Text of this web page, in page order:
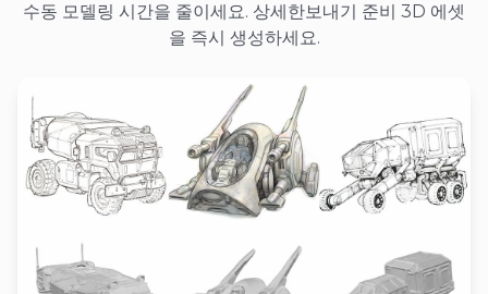
수동 모델링 시간을 줄이세요. 상세한보내기 준비 3D 에셋
을 즉시 생성하세요.